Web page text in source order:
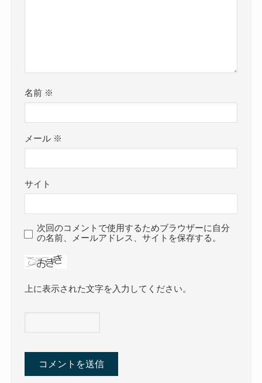
名前 ※
メール ※
サイト
次回のコメントで使用するためブラウザーに自分
の名前、メールアドレス、サイトを保存する。
上に表示された文字を入力してください。